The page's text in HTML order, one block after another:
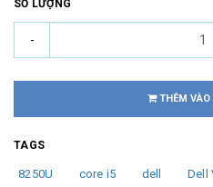
SỐ LƯỢNG
-
THÊM VÀO
TAGS
8250U core i5 dell Dell